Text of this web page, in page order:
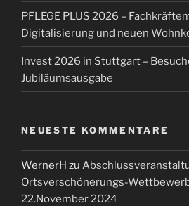
PFLEGE PLUS 2026 –
Digitalisierung und neuen
Invest 2026 in Stuttgart –
Jubiläumsausgabe
NEUESTE KOMMENTARE
WernerH zu
Ortsverschönerungs-
22.November 2024